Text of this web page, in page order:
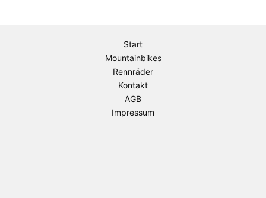
Start
Mountainbikes
Rennräder
Kontakt
AGB
Impressum